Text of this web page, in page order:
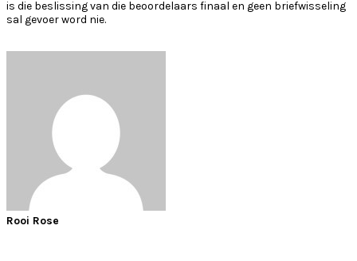
is die beslissing van die beoordelaars finaal en geen briefwisseling
sal gevoer word nie.
Rooi Rose